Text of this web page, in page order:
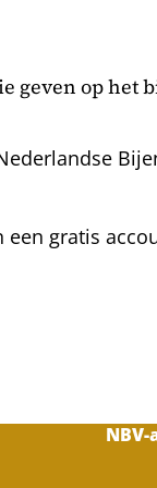
geven op het
een gratis